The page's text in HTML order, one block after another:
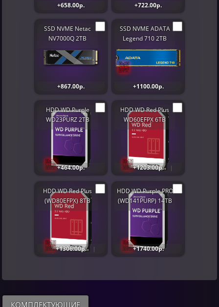
+658.00р. +722.00р.
SSD NVME Netac
NV7000Q 2TB
+867.00р.
SSD NVME ADATA
Legend 710 2TB
+1100.00р.
HDD WD Purple
WD23PURZ 2TB
+464.00р.
HDD WD Red Plus
WD60EFPX 6TB
+1203.00р.
HDD WD Red Plus
(WD80EFPX) 8TB
+1306.00р.
HDD WD Purple PRO
(WD141PURP) 14TB
+1740.00р.
КОМПЛЕКТУЮЩИЕ